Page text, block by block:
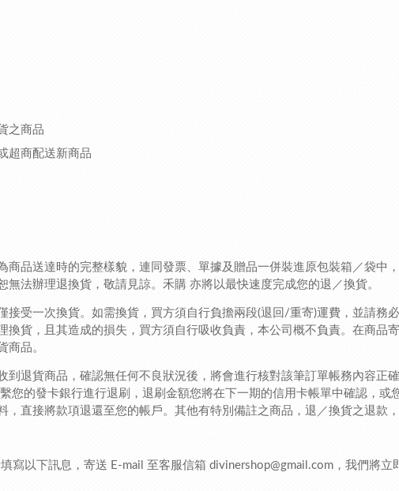
之商品
超商配送新商品
商品送達時的完整樣貌，連同發票、單據及贈品一併裝進原包裝箱／袋中
無法辦理退換貨，敬請見諒。禾購 亦將以最快速度完成您的退／換貨。
接受一次換貨。如需換貨，買方須自行負擔兩段(退回/重寄)運費，並請務
換貨，且其造成的損失，買方須自行吸收負責，本公司概不負責。在商品
商品。
到退貨商品，確認無任何不良狀況後，將會進行核對該筆訂單帳務內容正
您的發卡銀行進行退刷，退刷金額您將在下一期的信用卡帳單中確認，
，直接將款項退還至您的帳戶。其他有特別備註之商品，退／換貨之退款
寫以下訊息，寄送 E-mail 至客服信箱 divinershop@gmail.com ，我們將立